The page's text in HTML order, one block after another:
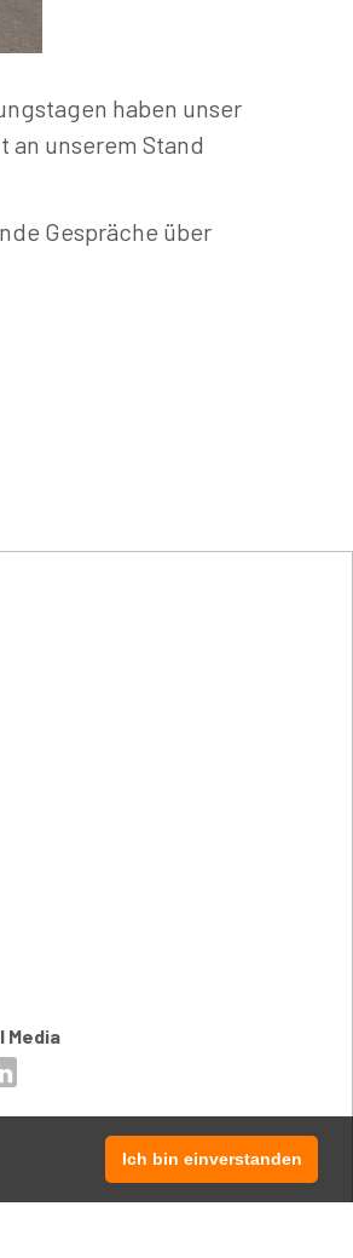
Ich bin einverstanden
haben unser
an unserem Stand
Gespräche über
Media